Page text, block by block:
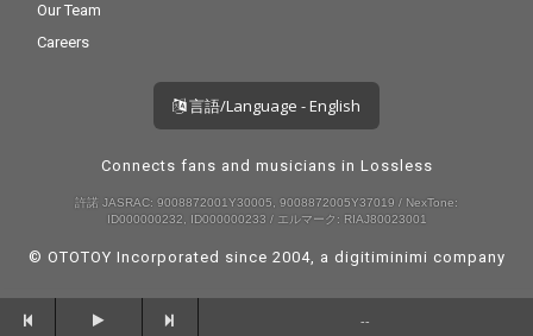
Our Team
Careers
言語/Language - English
Connects fans and musicians in Lossless
許諾 JASRAC: 9008872001Y30005, 9008872005Y37019 / NexTone:
ID000000232, ID000000233 / エルマーク: RIAJ80023001
© OTOTOY Incorporated since 2004, a digitiminimi company
--